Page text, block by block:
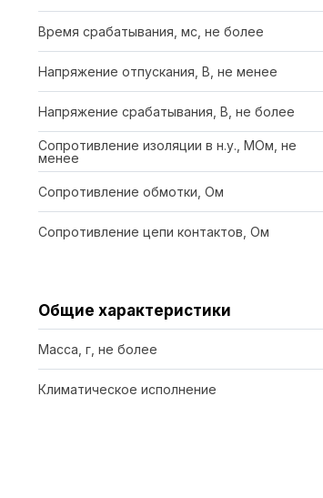
Время срабатывания, мс, не более
Напряжение отпускания, В, не менее
Напряжение срабатывания, В, не более
Сопротивление изоляции в н.у., МОм, не
менее
Сопротивление обмотки, Ом
Сопротивление цепи контактов, Ом
Общие характеристики
Масса, г, не более
Климатическое исполнение